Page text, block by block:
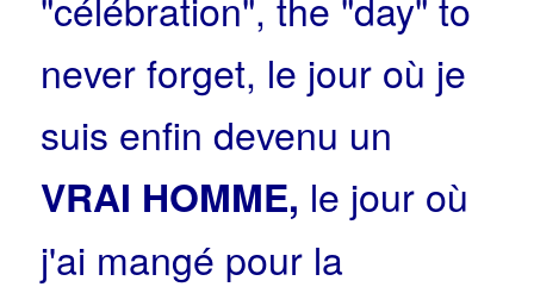
never forget, le jour où je
suis enfin devenu un
VRAI HOMME, le jour où
j'ai mangé pour la